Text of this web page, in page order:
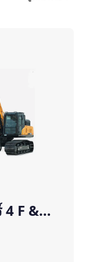
4 F &